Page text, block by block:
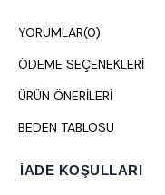
YORUMLAR(0)
ÖDEME SEÇENEKLERI
ÜRÜN ÖNERILERI
BEDEN TABLOSU
İADE KOŞULLARI